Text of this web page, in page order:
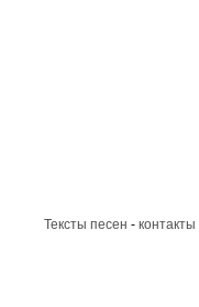
Тексты песен - контакты